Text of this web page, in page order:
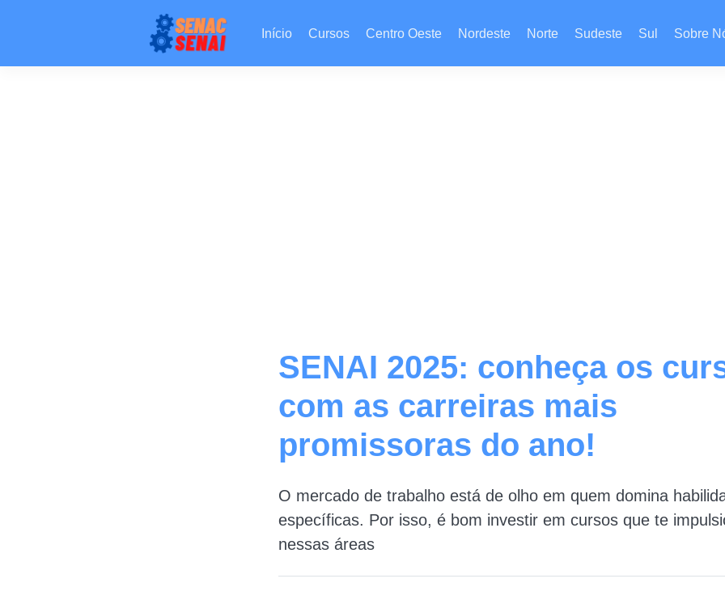
Início Cursos Centro Oeste Nordeste Norte Sudeste Sul Sobre
SENAI 2025: conheça os
com as carreiras mais
promissoras do ano!
O mercado de trabalho está de olho em quem domina
específicas. Por isso, é bom investir em cursos que te
nessas áreas